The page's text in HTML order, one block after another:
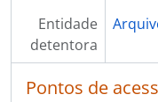
[Secção]
[Secção]
[Secção]
[Secção]
Entidade
detentora
Pontos de